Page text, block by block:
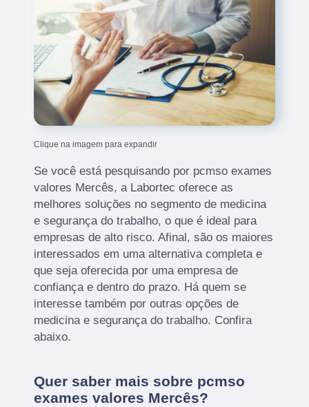
Clique na imagem para expandir
Se você está pesquisando por pcmso exames
valores Mercês, a Labortec oferece as
melhores soluções no segmento de medicina
e segurança do trabalho, o que é ideal para
empresas de alto risco. Afinal, são os maiores
interessados em uma alternativa completa e
que seja oferecida por uma empresa de
confiança e dentro do prazo. Há quem se
interesse também por outras opções de
medicina e segurança do trabalho. Confira
abaixo.
Quer saber mais sobre pcmso
exames valores Mercês?